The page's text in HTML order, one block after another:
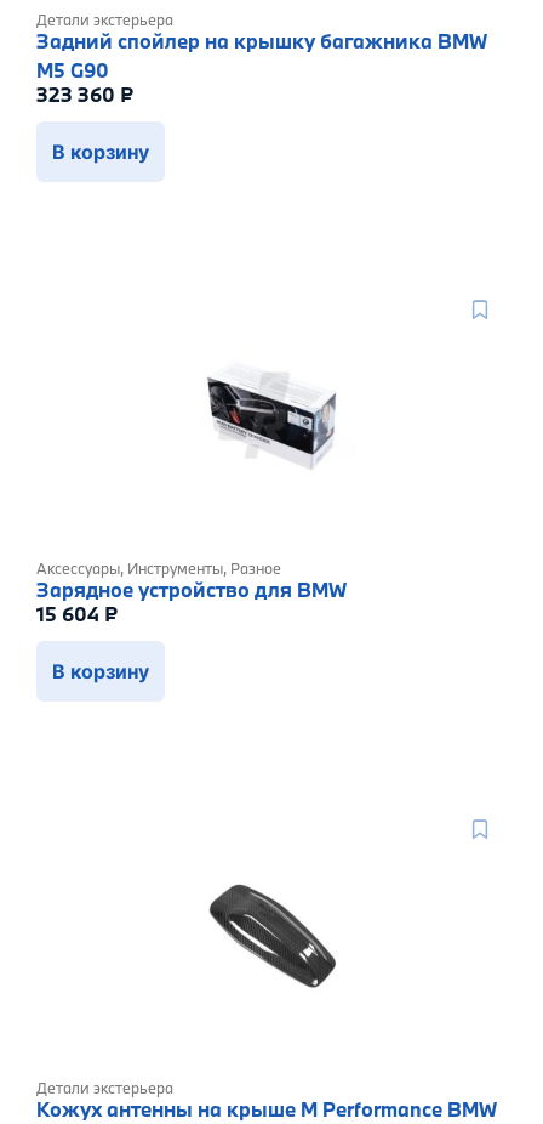
Детали экстерьера
Задний спойлер на крышку багажника BMW
M5 G90
323 360 ₽
В корзину
Аксессуары, Инструменты, Разное
Зарядное устройство для BMW
15 604 ₽
В корзину
Детали экстерьера
Кожух антенны на крыше M Performance BMW